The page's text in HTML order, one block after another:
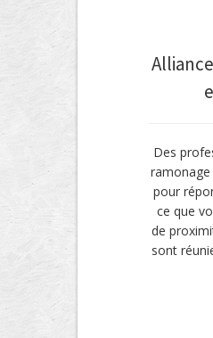
Des
pour
ce que
de
sont